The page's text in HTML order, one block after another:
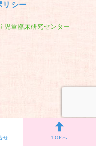
リシー
児童臨床研究センター
せ TOPへ